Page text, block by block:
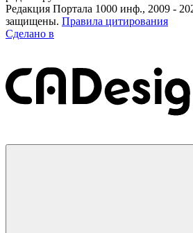
Редакция Портала 1000 инф., 2009 -
защищены. Правила цитирования
Сделано в